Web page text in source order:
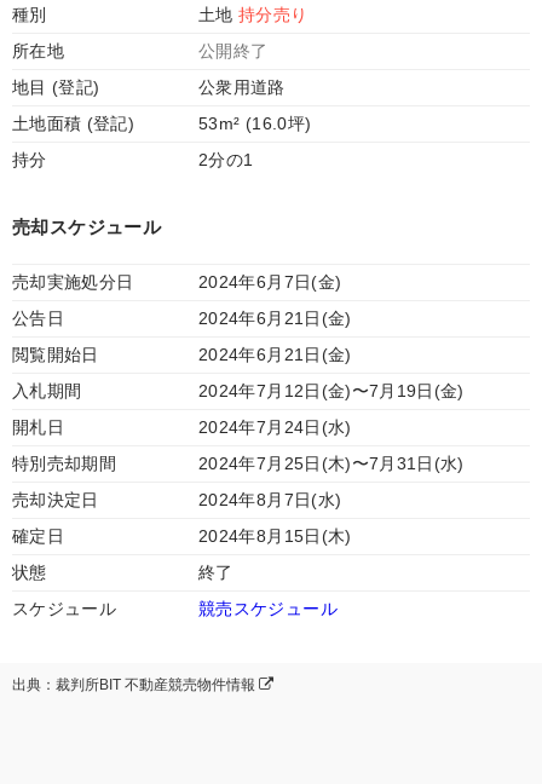
種別
土地持分売り
所在地
公開終了
地目 (登記)
公衆用道路
土地面積 (登記)
53m² (16.0坪)
持分
2分の1
売却スケジュール
売却実施処分日
2024年6月7日(金)
公告日
2024年6月21日(金)
閲覧開始日
2024年6月21日(金)
入札期間
2024年7月12日(金)〜7月19日(金)
開札日
2024年7月24日(水)
特別売却期間
2024年7月25日(木)〜7月31日(水)
売却決定日
2024年8月7日(水)
確定日
2024年8月15日(木)
状態
終了
スケジュール
競売スケジュール
出典：裁判所BIT 不動産競売物件情報